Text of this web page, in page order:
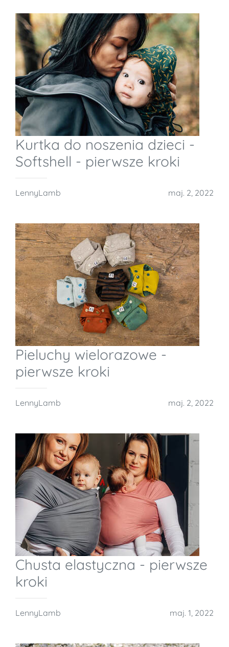
Kurtka do noszenia dzieci -
Softshell - pierwsze kroki
LennyLamb maj. 2, 2022
Pieluchy wielorazowe -
pierwsze kroki
LennyLamb maj. 2, 2022
Chusta elastyczna - pierwsze
kroki
LennyLamb maj. 1, 2022